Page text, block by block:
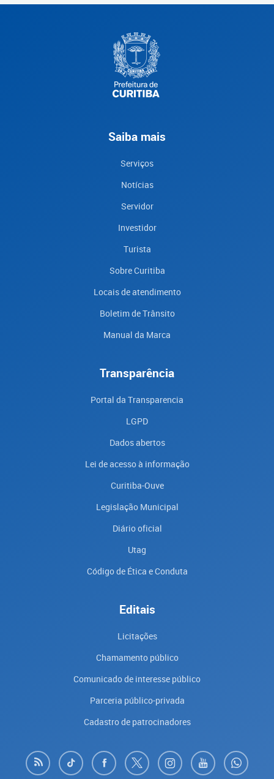
Saiba mais
Serviços
Notícias
Servidor
Investidor
Turista
Sobre Curitiba
Locais de atendimento
Boletim de Trânsito
Manual da Marca
Transparência
Portal da Transparencia
LGPD
Dados abertos
Lei de acesso à informação
Curitiba-Ouve
Legislação Municipal
Diário oficial
Utag
Código de Ética e Conduta
Editais
Licitações
Chamamento público
Comunicado de interesse público
Parceria público-privada
Cadastro de patrocinadores